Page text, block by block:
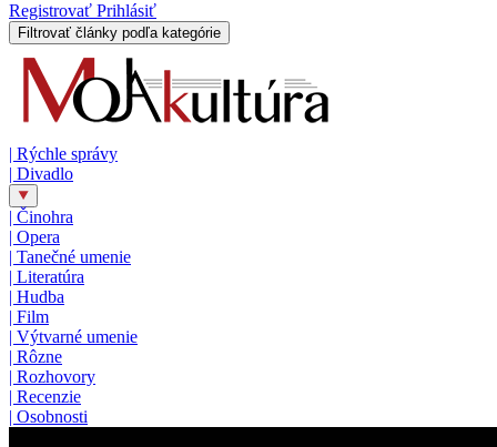
Registrovať Prihlásiť
Filtrovať články podľa kategórie
| Rýchle správy
| Divadlo
| Činohra
| Opera
| Tanečné umenie
| Literatúra
| Hudba
| Film
| Výtvarné umenie
| Rôzne
| Rozhovory
| Recenzie
| Osobnosti